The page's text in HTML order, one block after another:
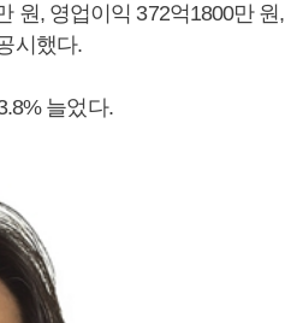
원, 영업이익 372억1800만 원,
시했다.
늘었다.